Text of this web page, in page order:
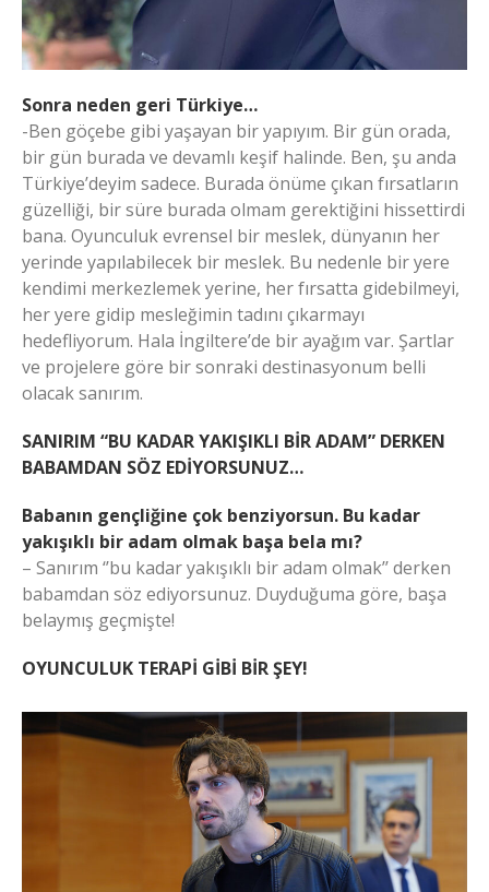
Sonra neden geri Türkiye…
-Ben göçebe gibi yaşayan bir yapıyım. Bir gün orada,
bir gün burada ve devamlı keşif halinde. Ben, şu anda
Türkiye’deyim sadece. Burada önüme çıkan fırsatların
güzelliği, bir süre burada olmam gerektiğini hissettirdi
bana. Oyunculuk evrensel bir meslek, dünyanın her
yerinde yapılabilecek bir meslek. Bu nedenle bir yere
kendimi merkezlemek yerine, her fırsatta gidebilmeyi,
her yere gidip mesleğimin tadını çıkarmayı
hedefliyorum. Hala İngiltere’de bir ayağım var. Şartlar
ve projelere göre bir sonraki destinasyonum belli
olacak sanırım.
SANIRIM “BU KADAR YAKIŞIKLI BİR ADAM” DERKEN
BABAMDAN SÖZ EDİYORSUNUZ…
Babanın gençliğine çok benziyorsun. Bu kadar
yakışıklı bir adam olmak başa bela mı?
– Sanırım ‘’bu kadar yakışıklı bir adam olmak’’ derken
babamdan söz ediyorsunuz. Duyduğuma göre, başa
belaymış geçmişte!
OYUNCULUK TERAPİ GİBİ BİR ŞEY!